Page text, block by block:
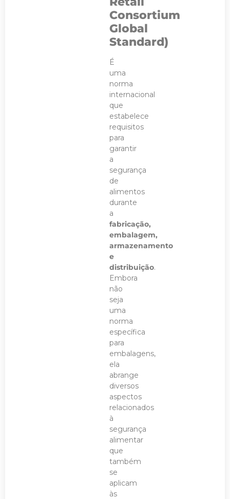
Consortium
Global
Standard)
É
uma
norma
internacional
que
estabelece
requisitos
para
garantir
a
segurança
de
alimentos
durante
a
fabricação,
embalagem,
armazenamento
e
distribuição.
Embora
não
seja
uma
norma
específica
para
embalagens,
ela
abrange
diversos
aspectos
relacionados
à
segurança
alimentar
que
também
se
aplicam
às